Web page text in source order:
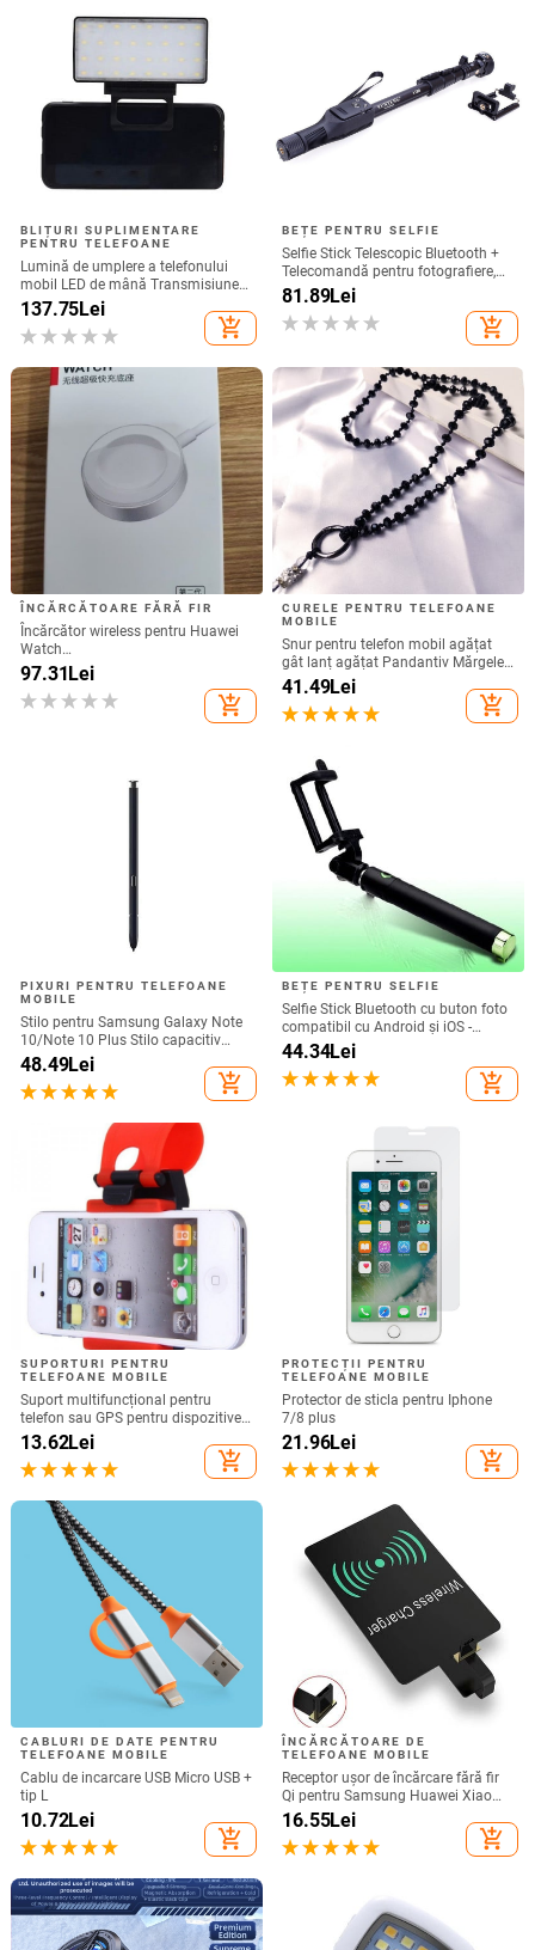
BLIȚURI SUPLIMENTARE
PENTRU TELEFOANE
Lumină de umplere a telefonului
mobil LED de mână Transmisiune
în direct Lumină pentru selfie
Lumină de umplere a computerului
Lumină de umplere a telefonului
137.75Lei
add_shopping_cart
BEȚE PENTRU SELFIE
Selfie Stick Telescopic Bluetooth +
Telecomandă pentru fotografiere,
compatibil cu Android și IOS -
Negru
81.89Lei
add_shopping_cart
ÎNCĂRCĂTOARE FĂRĂ FIR
Încărcător wireless pentru Huawei
Watch
GT6/GT5/Watch5/Watch4/GT4 –
corp metalic, încărcare magnetică,
QC 3.0 încărcare rapidă, ieșire 5W
97.31Lei
add_shopping_cart
CURELE PENTRU TELEFOANE
MOBILE
Snur pentru telefon mobil agățat
gât lanț agățat Pandantiv Mărgele
de cristal realizat manual Coarda
anti-pierdere pentru iPhone Curea
detașabilă
41.49Lei
add_shopping_cart
PIXURI PENTRU TELEFOANE
MOBILE
Stilo pentru Samsung Galaxy Note
10/Note 10 Plus Stilo capacitiv
universal Ecran tactil sensibil SPen
Nu este compatibil cu Bluetooth
48.49Lei
add_shopping_cart
BEȚE PENTRU SELFIE
Selfie Stick Bluetooth cu buton foto
compatibil cu Android și iOS -
Negru / Verde
44.34Lei
add_shopping_cart
SUPORTURI PENTRU
TELEFOANE MOBILE
Suport multifuncțional pentru
telefon sau GPS pentru dispozitive
de până la 76 mm / 4,8 inchi
13.62Lei
add_shopping_cart
PROTECȚII PENTRU
TELEFOANE MOBILE
Protector de sticla pentru Iphone
7/8 plus
21.96Lei
add_shopping_cart
CABLURI DE DATE PENTRU
TELEFOANE MOBILE
Cablu de incarcare USB Micro USB +
tip L
10.72Lei
add_shopping_cart
ÎNCĂRCĂTOARE DE
TELEFOANE MOBILE
Receptor ușor de încărcare fără fir
Qi pentru Samsung Huawei Xiaomi
Adaptor de încărcare rapid fără fir
micro USB tip C universal
16.55Lei
add_shopping_cart